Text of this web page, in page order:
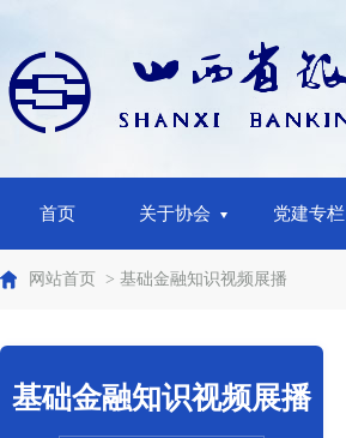
首页 关于协会 党建专栏
网站首页 > 基础金融知识视频展播
基础金融知识视频展播